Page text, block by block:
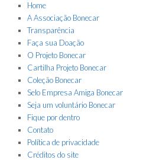
Home
A Associação Bonecar
Transparência
Faça sua Doação
O Projeto Bonecar
Cartilha Projeto Bonecar
Coleção Bonecar
Selo Empresa Amiga Bonecar
Seja um voluntário Bonecar
Fique por dentro
Contato
Política de privacidade
Créditos do site